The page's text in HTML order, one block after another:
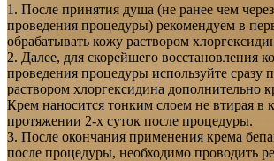
1. После принятия душа (не ранее чем
проведения процедуры) рекомендуем в
обрабатывать кожу раствором
2. Далее, для скорейшего восстановления
проведения процедуры используйте сразу
раствором хлоргексидина дополнительно
Крем наносится тонким слоем не втирая в
протяжении 2-х суток после процедуры.
3. После окончания применения крема
после процедуры, необходимо проводить